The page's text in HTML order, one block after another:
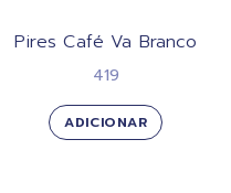
Pires Café Va Branco
419
ADICIONAR